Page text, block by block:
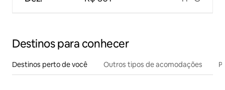
Destinos para conhecer
Destinos perto de você Outros tipos de acomodações